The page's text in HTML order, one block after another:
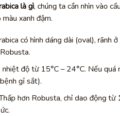
là gì, chúng ta cần nhìn vào
xanh đậm.
có hình dáng dài (oval), rãnh
độ từ 15°C – 24°C. Nếu quá
gỉ sắt).
hơn Robusta, chỉ dao động từ